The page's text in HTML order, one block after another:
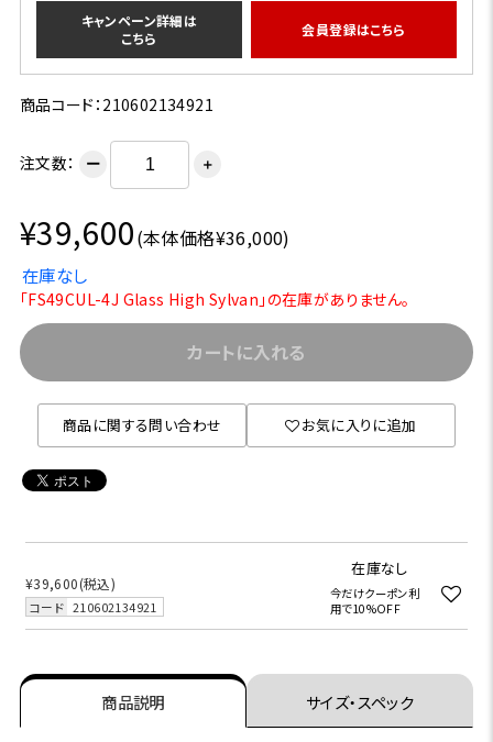
キャンペーン詳細は
こちら
会員登録はこちら
商品コード：210602134921
注文数： ー ＋
¥39,600(本体価格¥36,000)
在庫なし
「FS49CUL-4J Glass High Sylvan」の在庫がありません。
カートに入れる
商品に関する問い合わせ お気に入りに追加
¥39,600(税込)
コード 210602134921
在庫なし
今だけクーポン利
用で10%OFF
商品説明 サイズ・スペック